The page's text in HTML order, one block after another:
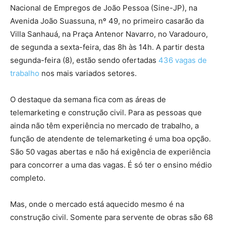
Nacional de Empregos de João Pessoa (Sine-JP), na
Avenida João Suassuna, nº 49, no primeiro casarão da
Villa Sanhauá, na Praça Antenor Navarro, no Varadouro,
de segunda a sexta-feira, das 8h às 14h. A partir desta
segunda-feira (8), estão sendo ofertadas 436 vagas de
trabalho nos mais variados setores.
O destaque da semana fica com as áreas de
telemarketing e construção civil. Para as pessoas que
ainda não têm experiência no mercado de trabalho, a
função de atendente de telemarketing é uma boa opção.
São 50 vagas abertas e não há exigência de experiência
para concorrer a uma das vagas. É só ter o ensino médio
completo.
Mas, onde o mercado está aquecido mesmo é na
construção civil. Somente para servente de obras são 68